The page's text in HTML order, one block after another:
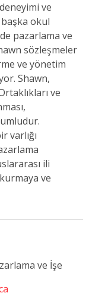
ve
başka okul
pazarlama ve
sözleşmeler
ve yönetim
Shawn,
ve
varlığı
ili
ve
ve İşe